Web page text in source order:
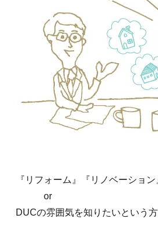
『リフォーム』『リノベーショ
or
DUCの雰囲気を知りたいという